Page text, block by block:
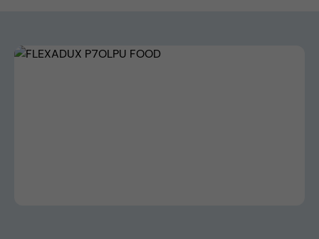
Skip image gallery